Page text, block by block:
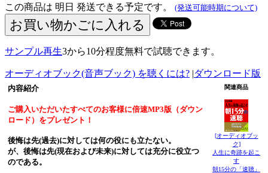
この商品は 明日 発送できる予定です。 (発送可能時期について)
サンプル再生3から10分程度無料で試聴できます。
オーディオブック(音声ブック) を聴くには? |ダウンロード版
内容紹介
ご購入いただいたすべてのお客様に倍速MP3版（ダウン
ロード）をプレゼント！
後悔は先(過去)に対しては何の役にも立たない。
が、後悔は先(現在および未来)に対しては充分に役立つ
のである。
関連商品
[オーディオブッ
ク]
人生に奇跡を起こ
す
朝15分の「速聴」